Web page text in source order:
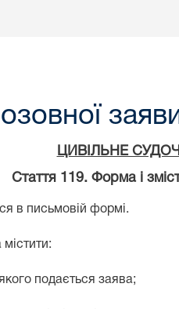
ЦИВІЛЬНЕ
Стаття 119. Форма і
в письмовій формі.
подається заява;